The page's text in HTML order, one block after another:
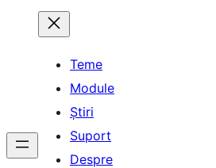
Teme
Module
Știri
Suport
Despre